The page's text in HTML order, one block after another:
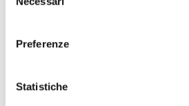
del
Preferenze
Statistiche
Luglio 22, 2026
Luglio 21, 2026